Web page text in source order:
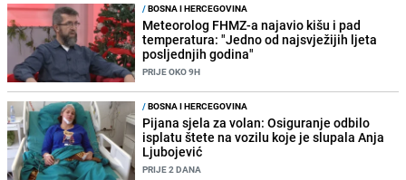
/BOSNA I HERCEGOVINA
Meteorolog FHMZ-a najavio kišu i pad
temperatura: "Jedno od najsvježijih ljeta
posljednjih godina"
PRIJE OKO 9H
/BOSNA I HERCEGOVINA
Pijana sjela za volan: Osiguranje odbilo
isplatu štete na vozilu koje je slupala Anja
Ljubojević
PRIJE 2 DANA